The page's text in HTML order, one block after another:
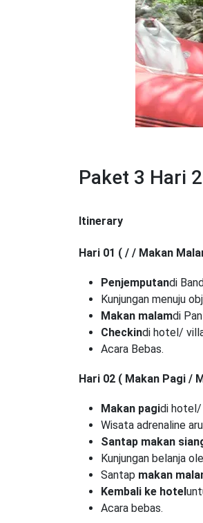
Paket 3 Hari
Itinerary
Hari 01 ( / / Makan
Penjemputandi
Kunjungan menuju
Makan malamdi
Checkindi hotel/
Acara Bebas.
Hari 02 ( Makan Pagi /
Makan pagidi hotel/
Wisata adrenaline
Santap makan
Kunjungan belanja
Santap makan
Kembali ke hotel
Acara bebas.